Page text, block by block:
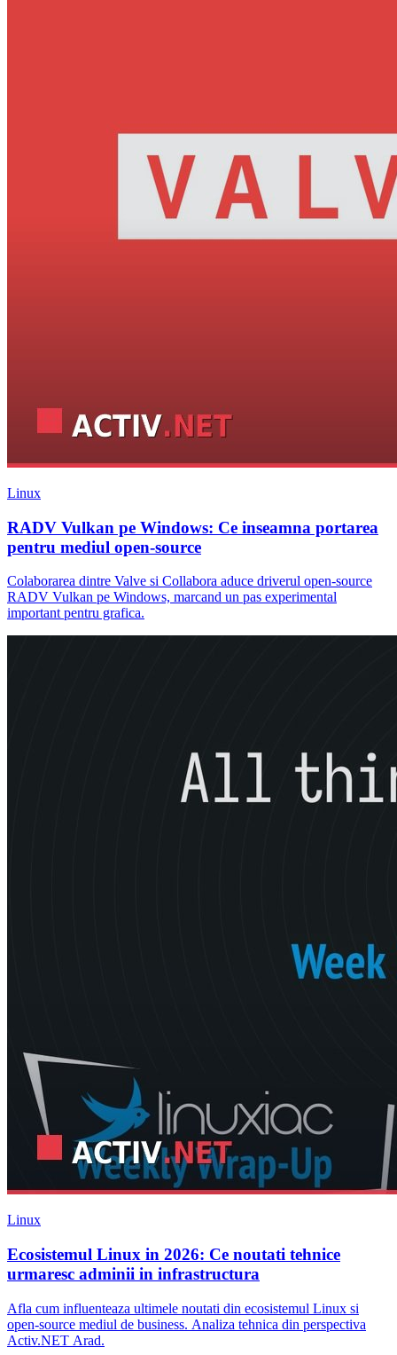
Linux
RADV Vulkan pe Windows: Ce inseamna portarea
pentru mediul open-source
Colaborarea dintre Valve si Collabora aduce driverul open-source
RADV Vulkan pe Windows, marcand un pas experimental
important pentru grafica.
Linux
Ecosistemul Linux in 2026: Ce noutati tehnice
urmaresc adminii in infrastructura
Afla cum influenteaza ultimele noutati din ecosistemul Linux si
open-source mediul de business. Analiza tehnica din perspectiva
Activ.NET Arad.